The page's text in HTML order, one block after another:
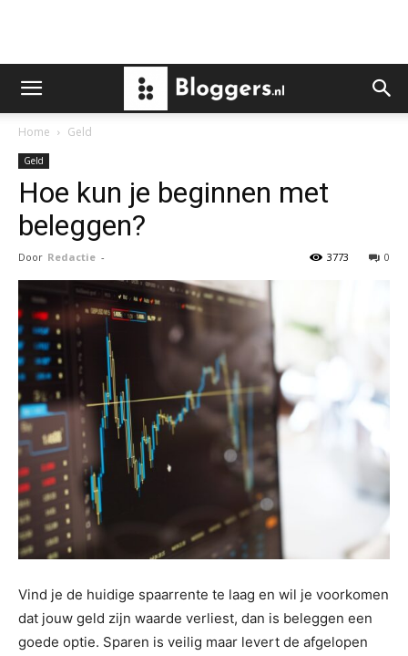
Home Geld
Geld
Hoe kun je beginnen met
beleggen?
Door Redactie - 0
3773
Vind je de huidige spaarrente te laag en wil je voorkomen
dat jouw geld zijn waarde verliest, dan is beleggen een
goede optie. Sparen is veilig maar levert de afgelopen